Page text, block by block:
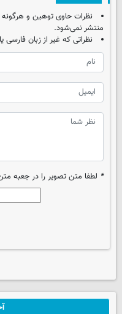
نظرات حاوی توهین و
منتشر نمی‌شود.
نظراتی که غیر از زبان
* لطفا متن تصویر را در جعبه